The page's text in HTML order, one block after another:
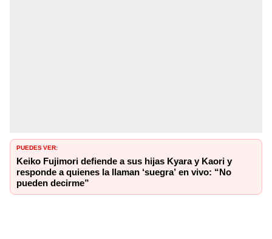
PUEDES VER:
Keiko Fujimori defiende a sus hijas Kyara y Kaori y
responde a quienes la llaman ‘suegra’ en vivo: “No
pueden decirme”